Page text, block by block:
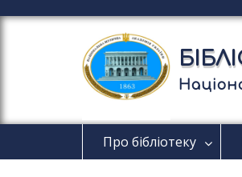
е
д
в
Про бібліотеку